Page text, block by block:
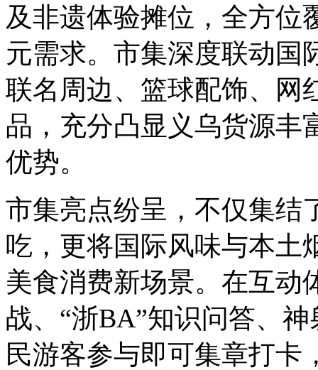
及非遗体验摊位，全方位
元需求。市集深度联动国
联名周边、篮球配饰、网
品，充分凸显义乌货源丰
优势。
市集亮点纷呈，不仅集结
吃，更将国际风味与本土
美食消费新场景。在互动
战、“浙BA”知识问答、
民游客参与即可集章打卡